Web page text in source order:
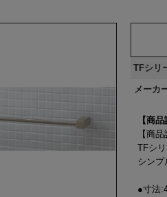
TFシリ
メーカ
【商品
【商品
TFシ
シンプ
●寸法